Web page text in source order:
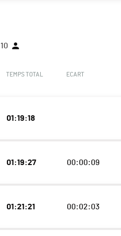
10
TEMPS TOTAL ECART
01:19:18
01:19:27 00:00:09
01:21:21 00:02:03